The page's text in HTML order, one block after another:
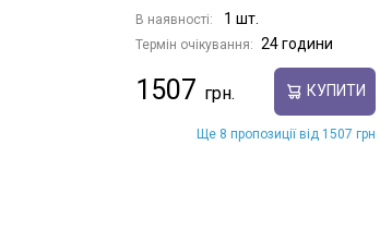
В наявності: 1 шт.
Термін очікування: 24 години
1507 КУПИТИ
Ще 8 пропозиції від 1507 грн